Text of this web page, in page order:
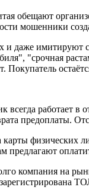
обещают
мошенники
и даже имитируют
"срочная
работает в
предоплаты.
физических
компания на